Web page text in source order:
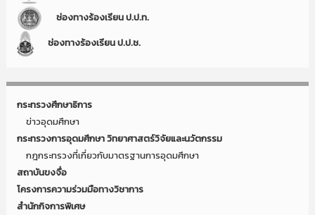
ช่องทางร้องเรียน ป.ป.ท.
ช่องทางร้องเรียน ป.ป.ช.
กระทรวงศึกษาธิการ
ข่าวอุดมศึกษา
กระทรวงการอุดมศึกษา วิทยาศาสตร์วิจัยและนวัตกรรม
กฎกระทรวงที่เกี่ยวกับมาตรฐานการอุดมศึกษา
สถาบันขงจื่อ
โครงการความร่วมมือทางวิชาการ
สำนักกิจการพิเศษ